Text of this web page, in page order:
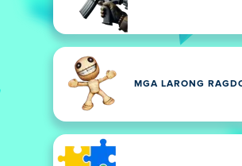
MGA LARONG